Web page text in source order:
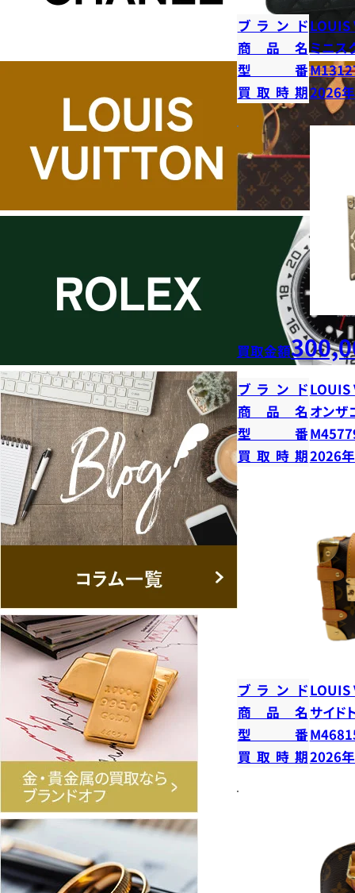
ブランドLOUIS
商品名 ミニス
型番
買取時期2026
買取金額
ブランドLOUIS
商品名 オンザ
型番
買取時期2026
ブランドLOUIS
商品名 サイド
型番
買取時期2026